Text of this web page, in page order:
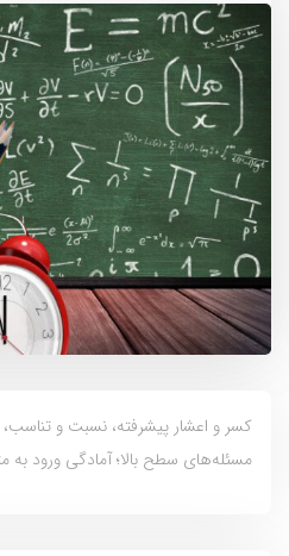
کسر و اعشار پیشرفته، نسبت و
مسئله‌های سطح بالا؛ آمادگی ورود به